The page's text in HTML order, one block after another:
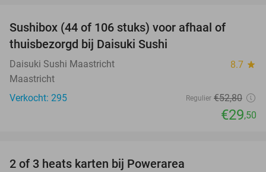
Sushibox (44 of 106 stuks) voor afhaal of
thuisbezorgd bij Daisuki Sushi
Daisuki Sushi Maastricht 8.7 star
Maastricht
Verkocht: 295
Regulier €52,80
€29,50
2 of 3 heats karten bij Powerarea